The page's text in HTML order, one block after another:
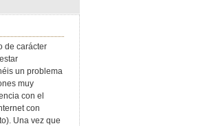
de carácter
un problema
muy
con el
con
Una vez que